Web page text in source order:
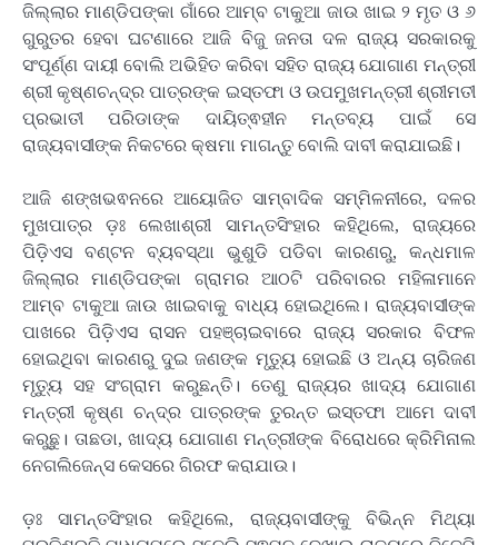
ଜିଲ୍ଲାର ମାଣ୍ଡିପଙ୍କା ଗାଁରେ ଆମ୍ବ ଟାକୁଆ ଜାଉ ଖାଇ ୨ ମୃତ ଓ ୬
ଗୁରୁତର ହେବା ଘଟଣାରେ ଆଜି ବିଜୁ ଜନତା ଦଳ ରାଜ୍ୟ ସରକାରକୁ
ସଂପୂର୍ଣ୍ଣ ଦାୟୀ ବୋଲି ଅଭିହିତ କରିବା ସହିତ ରାଜ୍ୟ ଯୋଗାଣ ମନ୍ତ୍ରୀ
ଶ୍ରୀ କୃଷ୍ଣଚନ୍ଦ୍ର ପାତ୍ରଙ୍କ ଇସ୍ତଫା ଓ ଉପମୁଖମନ୍ତ୍ରୀ ଶ୍ରୀମତୀ
ପ୍ରଭାତୀ ପରିଡାଙ୍କ ଦାୟିତ୍ଵହୀନ ମନ୍ତବ୍ୟ ପାଇଁ ସେ
ରାଜ୍ୟବାସୀଙ୍କ ନିକଟରେ କ୍ଷମା ମାଗନ୍ତୁ ବୋଲି ଦାବୀ କରାଯାଇଛି।
ଆଜି ଶଙ୍ଖଭଵନରେ ଆୟୋଜିତ ସାମ୍ବାଦିକ ସମ୍ମିଳନୀରେ, ଦଳର
ମୁଖପାତ୍ର ଡ଼ଃ ଲେଖାଶ୍ରୀ ସାମନ୍ତସିଂହାର କହିଥିଲେ, ରାଜ୍ୟରେ
ପିଡ଼ିଏସ ବଣ୍ଟନ ବ୍ୟବସ୍ଥା ଭୁଶୁଡି ପଡିବା କାରଣରୁ, କନ୍ଧମାଳ
ଜିଲ୍ଲାର ମାଣ୍ଡିପଙ୍କା ଗ୍ରାମର ଆଠଟି ପରିବାରର ମହିଳାମାନେ
ଆମ୍ବ ଟାକୁଆ ଜାଉ ଖାଇବାକୁ ବାଧ୍ୟ ହୋଇଥିଲେ। ରାଜ୍ୟବାସୀଙ୍କ
ପାଖରେ ପିଡ଼ିଏସ ରାସନ ପହଞ୍ଚାଇବାରେ ରାଜ୍ୟ ସରକାର ବିଫଳ
ହୋଇଥିବା କାରଣରୁ ଦୁଇ ଜଣଙ୍କ ମୃତ୍ୟୁ ହୋଇଛି ଓ ଅନ୍ୟ ଚାରିଜଣ
ମୃତ୍ୟୁ ସହ ସଂଗ୍ରାମ କରୁଛନ୍ତି। ତେଣୁ ରାଜ୍ୟର ଖାଦ୍ୟ ଯୋଗାଣ
ମନ୍ତ୍ରୀ କୃଷ୍ଣ ଚନ୍ଦ୍ର ପାତ୍ରଙ୍କ ତୁରନ୍ତ ଇସ୍ତଫା ଆମେ ଦାବୀ
କରୁଛୁ। ତାଛଡା, ଖାଦ୍ୟ ଯୋଗାଣ ମନ୍ତ୍ରୀଙ୍କ ବିରୋଧରେ କ୍ରିମିନାଲ
ନେଗଲିଜେନ୍ସ କେସରେ ଗିରଫ କରାଯାଉ।
ଡ଼ଃ ସାମନ୍ତସିଂହାର କହିଥିଲେ, ରାଜ୍ୟବାସୀଙ୍କୁ ବିଭିନ୍ନ ମିଥ୍ୟା